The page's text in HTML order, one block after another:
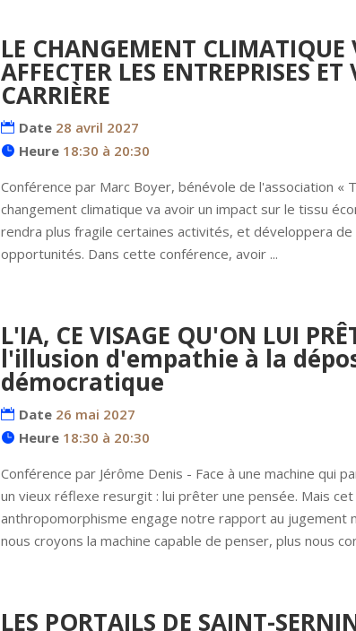
LE CHANGEMENT CLIMATIQUE
AFFECTER LES ENTREPRISES ET
CARRIÈRE
Date 28 avril 2027
Heure 18:30 à 20:30
Conférence par Marc Boyer, bénévole de l'association «
changement climatique va avoir un impact sur le tissu
rendra plus fragile certaines activités, et développera de
opportunités. Dans cette conférence, avoir ...
L'IA, CE VISAGE QU'ON LUI
l'illusion d'empathie à la
démocratique
Date 26 mai 2027
Heure 18:30 à 20:30
Conférence par Jérôme Denis - Face à une machine qui
un vieux réflexe resurgit : lui prêter une pensée. Mais cet
anthropomorphisme engage notre rapport au jugement
nous croyons la machine capable de penser, plus nous
LES PORTAILS DE SAINT-